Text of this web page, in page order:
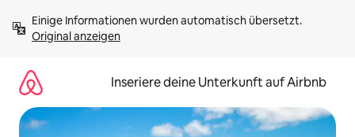
Inhalten
springenOriginal anzeigen
Inseriere deine Unterkunft auf Airbnb